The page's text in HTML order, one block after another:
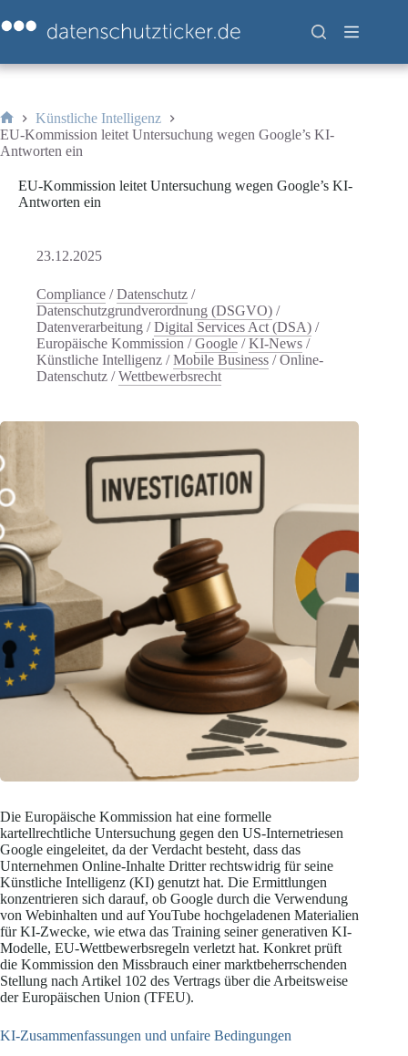
Inhalt
springen
Start
Künstliche Intelligenz
EU-Kommission leitet Untersuchung wegen Google’s KI-
Antworten ein
EU-Kommission leitet Untersuchung wegen Google’s KI-
Antworten ein
23.12.2025
Compliance /Datenschutz /
Datenschutzgrundverordnung (DSGVO) /
Datenverarbeitung /Digital Services Act (DSA) /
Europäische Kommission /Google /KI-News /
Künstliche Intelligenz /Mobile Business /Online-
Datenschutz /Wettbewerbsrecht
Die Europäische Kommission hat eine formelle
kartellrechtliche Untersuchung gegen den US-Internetriesen
Google eingeleitet, da der Verdacht besteht, dass das
Unternehmen Online-Inhalte Dritter rechtswidrig für seine
Künstliche Intelligenz (KI) genutzt hat. Die Ermittlungen
konzentrieren sich darauf, ob Google durch die Verwendung
von Webinhalten und auf YouTube hochgeladenen Materialien
für KI-Zwecke, wie etwa das Training seiner generativen KI-
Modelle, EU-Wettbewerbsregeln verletzt hat. Konkret prüft
die Kommission den Missbrauch einer marktbeherrschenden
Stellung nach Artikel 102 des Vertrags über die Arbeitsweise
der Europäischen Union (TFEU).
KI-Zusammenfassungen und unfaire Bedingungen